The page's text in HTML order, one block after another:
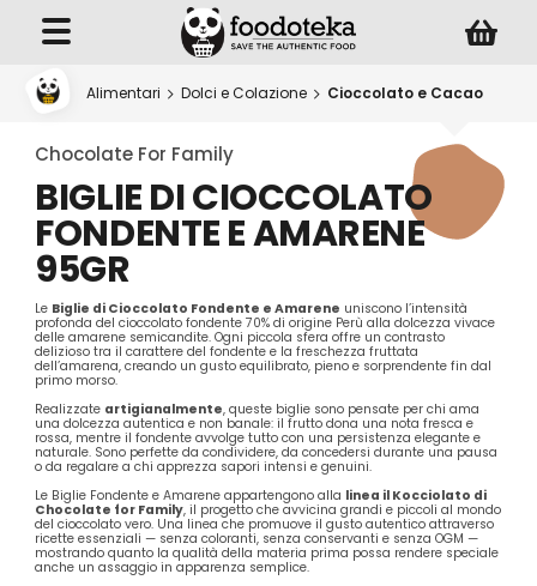
Alimentari Dolci e Colazione Cioccolato e Cacao
Chocolate For Family
BIGLIE DI CIOCCOLATO
FONDENTE E AMARENE
95GR
Le Biglie di Cioccolato Fondente e Amarene uniscono l’intensità
profonda del cioccolato fondente 70% di origine Perù alla dolcezza vivace
delle amarene semicandite. Ogni piccola sfera offre un contrasto
delizioso tra il carattere del fondente e la freschezza fruttata
dell’amarena, creando un gusto equilibrato, pieno e sorprendente fin dal
primo morso.
Realizzate artigianalmente, queste biglie sono pensate per chi ama
una dolcezza autentica e non banale: il frutto dona una nota fresca e
rossa, mentre il fondente avvolge tutto con una persistenza elegante e
naturale. Sono perfette da condividere, da concedersi durante una pausa
o da regalare a chi apprezza sapori intensi e genuini.
Le Biglie Fondente e Amarene appartengono alla linea il Kocciolato di
Chocolate for Family, il progetto che avvicina grandi e piccoli al mondo
del cioccolato vero. Una linea che promuove il gusto autentico attraverso
ricette essenziali — senza coloranti, senza conservanti e senza OGM —
mostrando quanto la qualità della materia prima possa rendere speciale
anche un assaggio in apparenza semplice.